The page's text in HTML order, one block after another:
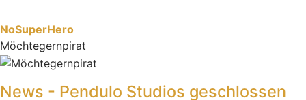
Nach oben
NoSuperHero
Möchtegernpirat
News - Pendulo Studios geschlossen